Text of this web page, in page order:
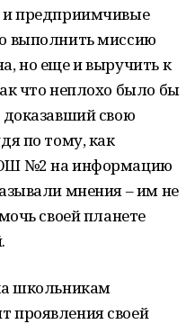
и предприимчивые
выполнить миссию
но еще и выручить к
что неплохо было бы
доказавший свою
по тому, как
№2 на информацию
мнения – им не
своей планете
школьникам
проявления своей